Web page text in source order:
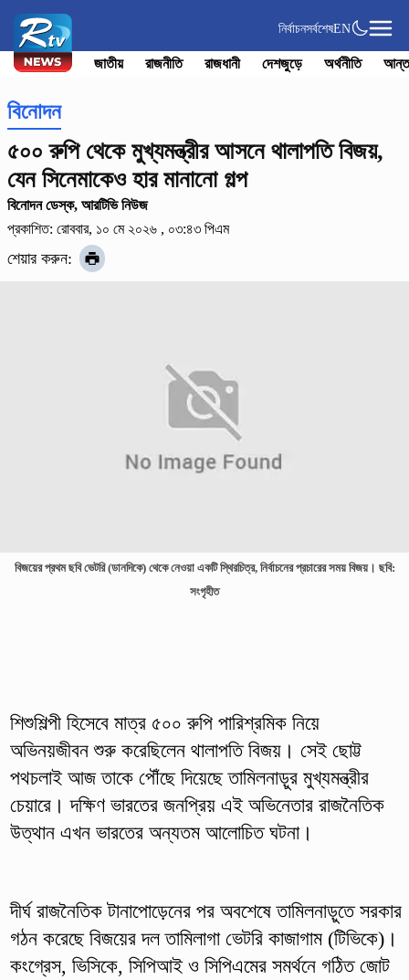
নির্বাচনসর্বশেষEN
জাতীয় রাজনীতি রাজধানী দেশজুড়ে অর্থনীতি
বিনোদন
৫০০ রুপি থেকে মুখ্যমন্ত্রীর আসনে থালাপতি বিজয়,
যেন সিনেমাকেও হার মানানো গল্প
বিনোদন ডেস্ক, আরটিভি নিউজ
প্রকাশিত: রোববার, ১০ মে ২০২৬ , ০৩:৪৩ পিএম
শেয়ার করুন:
বিজয়ের প্রথম ছবি ভেটরি (ডানদিকে) থেকে নেওয়া একটি স্থিরচিত্র, নির্বাচনের প্রচারের সময় বিজয়। ছবি:
সংগৃহীত
শিশুশিল্পী হিসেবে মাত্র ৫০০ রুপি পারিশ্রমিক নিয়ে
অভিনয়জীবন শুরু করেছিলেন থালাপতি বিজয়। সেই ছোট্ট
পথচলাই আজ তাকে পৌঁছে দিয়েছে তামিলনাড়ুর মুখ্যমন্ত্রীর
চেয়ারে। দক্ষিণ ভারতের জনপ্রিয় এই অভিনেতার রাজনৈতিক
উত্থান এখন ভারতের অন্যতম আলোচিত ঘটনা।
দীর্ঘ রাজনৈতিক টানাপোড়েনের পর অবশেষে তামিলনাড়ুতে সরকার
গঠন করেছে বিজয়ের দল তামিলাগা ভেটরি কাজাগাম (টিভিকে)।
কংগ্রেস, ভিসিকে, সিপিআই ও সিপিএমের সমর্থনে গঠিত জোট